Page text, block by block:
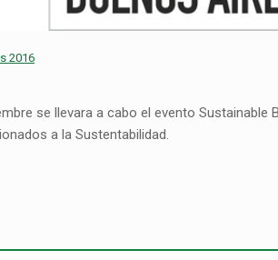
2016
se llevara a cabo el evento Sustainable
a la Sustentabilidad.